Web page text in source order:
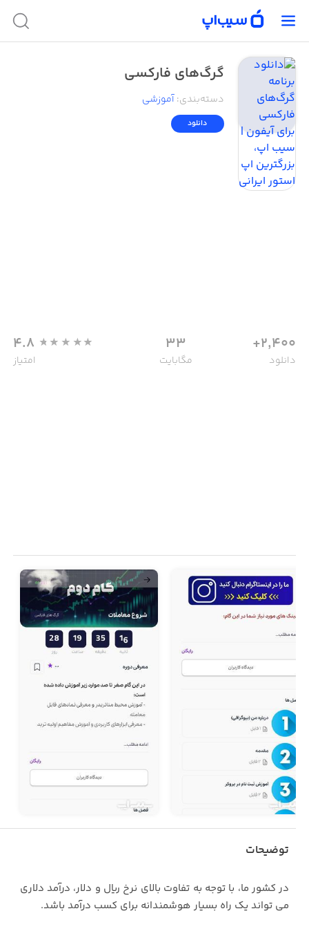
گرگ‌های فارکسی
دسته‌بندی: آموزشی
دانلود
2,400+
دانلود
33
مگابایت
4.8
امتیاز
توضیحات
در کشور ما، با توجه به تفاوت بالای نرخ ریال و دلار، درآمد دلاری
می تواند یک راه بسیار هوشمندانه برای کسب درآمد باشد.